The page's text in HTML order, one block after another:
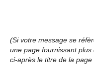
(Si votre message se
une page fournissant plus
ci-après le titre de la